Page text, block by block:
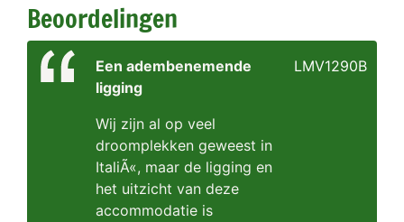
Beoordelingen
Een adembenemende
ligging
Wij zijn al op veel
droomplekken geweest in
ItaliÃ«, maar de ligging en
het uitzicht van deze
accommodatie is
LMV1290B